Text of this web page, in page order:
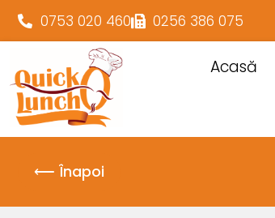
0753 020 460 0256 386 075
Acasă
⟵ Înapoi